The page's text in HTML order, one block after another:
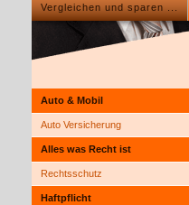
Vergleichen und sparen ...
Auto & Mobil
Auto Versicherung
Alles was Recht ist
Rechtsschutz
Haft­pflicht